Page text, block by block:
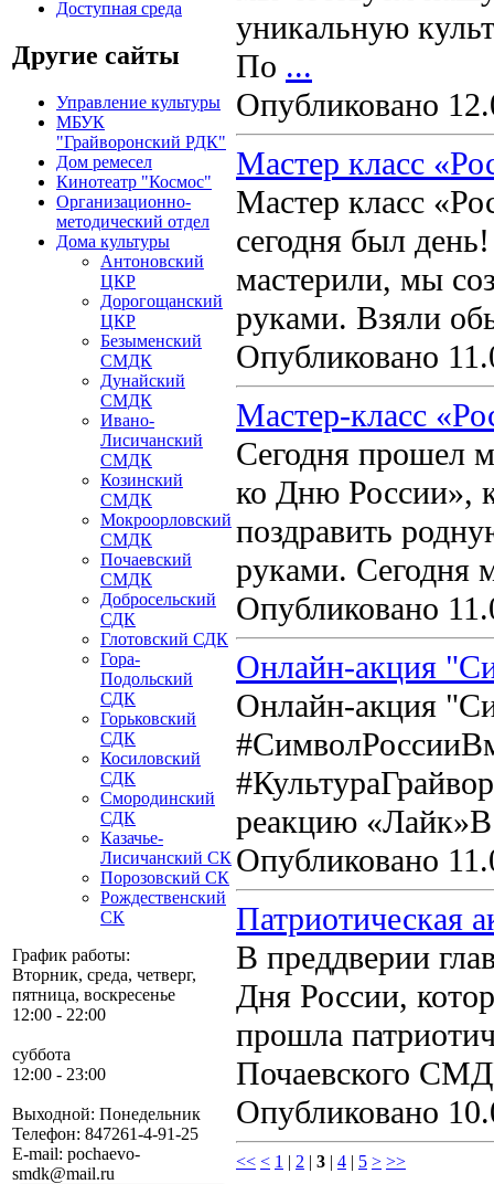
Доступная среда
Другие сайты
Управление культуры
МБУК
"Грайворонский РДК"
Дом ремесел
Кинотеатр "Космос"
Организационно-
методический отдел
Дома культуры
Антоновский
ЦКР
Дорогощанский
ЦКР
Безыменский
СМДК
Дунайский
СМДК
Ивано-
Лисичанский
СМДК
Козинский
СМДК
Мокроорловский
СМДК
Почаевский
СМДК
Добросельский
СДК
Глотовский СДК
Гора-
Подольский
СДК
Горьковский
СДК
Косиловский
СДК
Смородинский
СДК
Казачье-
Лисичанский СК
Порозовский СК
Рождественский
СК
График работы:
Вторник, среда, четверг,
пятница, воскресенье
12:00 - 22:00
суббота
12:00 - 23:00
Выходной: Понедельник
Телефон: 847261-4-91-25
E-mail: pochaevo-
smdk@mail.ru
уникальную
По ...
Опубликовано
Мастер класс
Мастер класс
сегодня был
мастерили, мы
руками. Взяли
Опубликовано
Мастер-класс
Сегодня прошел
ко Дню России»,
поздравить
руками. Сегодня
Опубликовано
Онлайн-акция
Онлайн-акция
реакцию
Опубликовано
Патриотическая
В преддверии
Дня России,
прошла
Почаевского
Опубликовано
<< < 1 | 2 | 3 | 4 | 5 > >>